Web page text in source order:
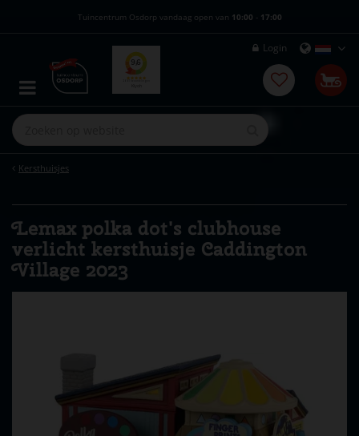
Kersthuisjes
Tuincentrum Osdorp vandaag open van 10:00 - 17:00
Login
Lemax polka dot's clubhouse
verlicht kersthuisje Caddington
Village 2023